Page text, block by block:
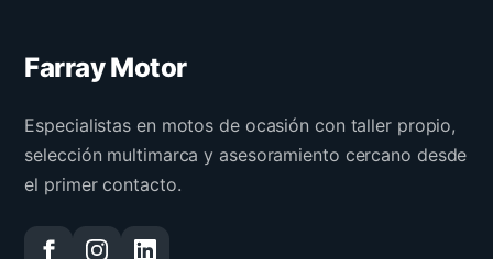
Farray Motor
Especialistas en motos de ocasión con taller propio,
selección multimarca y asesoramiento cercano desde
el primer contacto.